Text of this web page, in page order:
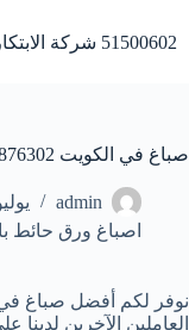
إلى
المحتوى
51500602 شركة الابتكار أصباغ وديكورات الكويت
صباغ في الكويت 55876302
admin
يوليو 13,
اصباغ ورق حائط
نوفر لكم أفضل صباغ
العاملين الآخرين